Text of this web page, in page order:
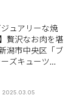
ジュアリーな焼
贅沢なお肉を堪
潟市中央区「ブ
ズキューツー
2025.03.05